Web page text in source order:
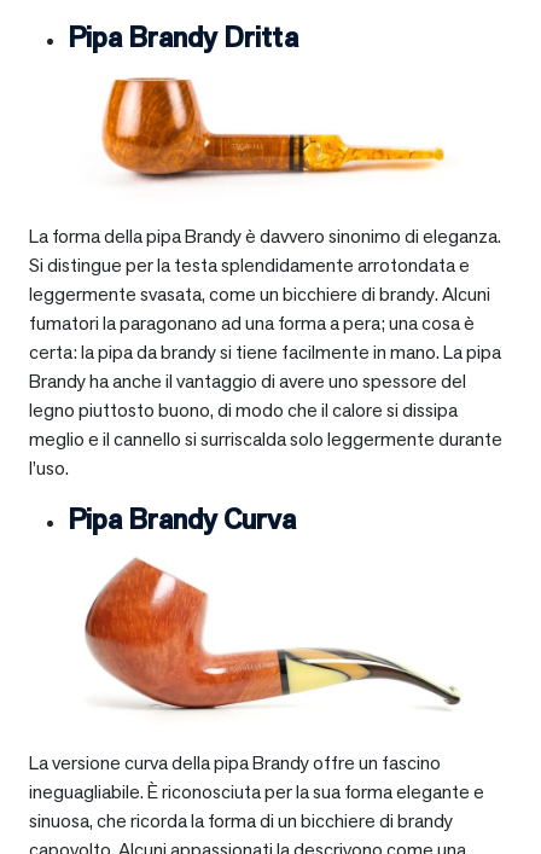
Pipa Brandy Dritta
La forma della pipa Brandy è davvero sinonimo di eleganza.
Si distingue per la testa splendidamente arrotondata e
leggermente svasata, come un bicchiere di brandy. Alcuni
fumatori la paragonano ad una forma a pera; una cosa è
certa: la pipa da brandy si tiene facilmente in mano. La pipa
Brandy ha anche il vantaggio di avere uno spessore del
legno piuttosto buono, di modo che il calore si dissipa
meglio e il cannello si surriscalda solo leggermente durante
l’uso.
Pipa Brandy Curva
La versione curva della pipa Brandy offre un fascino
ineguagliabile. È riconosciuta per la sua forma elegante e
sinuosa, che ricorda la forma di un bicchiere di brandy